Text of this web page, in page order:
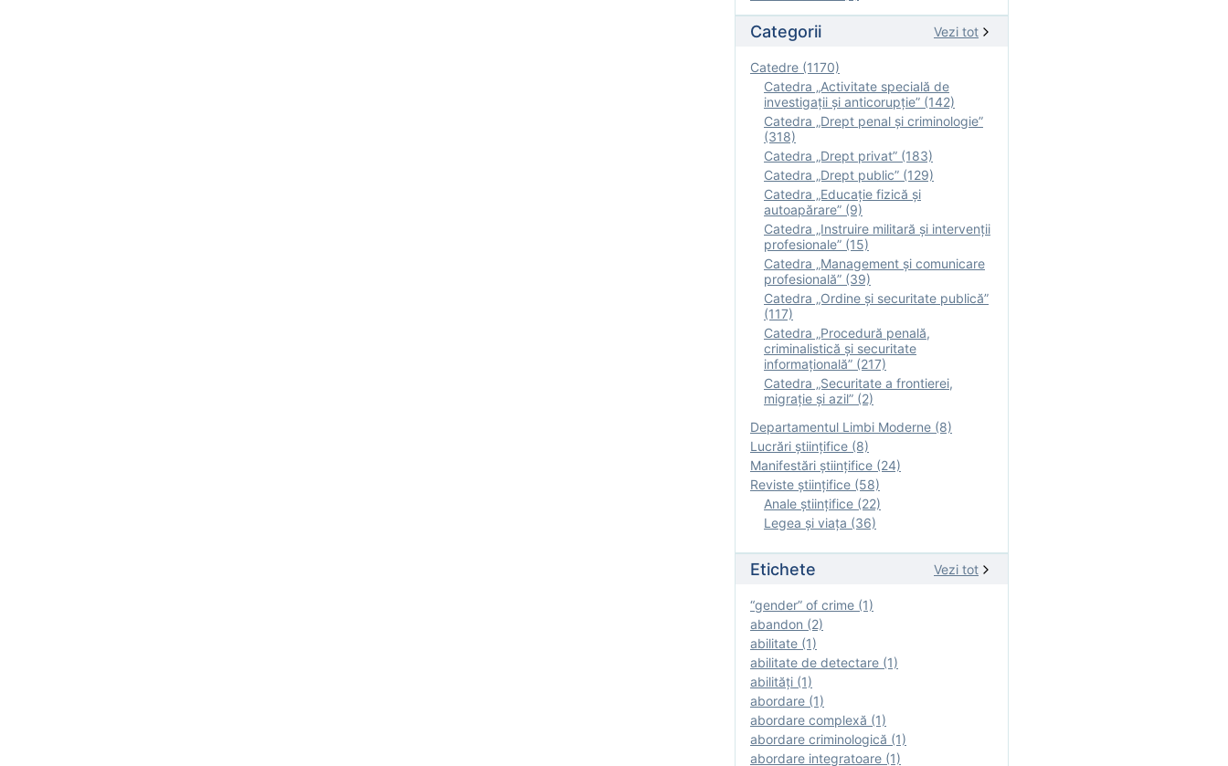
Categorii Vezi tot
Catedre (1170)
Catedra „Activitate specială de
investigaţii şi anticorupție” (142)
Catedra „Drept penal și criminologie”
(318)
Catedra „Drept privat” (183)
Catedra „Drept public” (129)
Catedra „Educație fizică şi
autoapărare” (9)
Catedra „Instruire militară şi intervenţii
profesionale” (15)
Catedra „Management și comunicare
profesională” (39)
Catedra „Ordine și securitate publică”
(117)
Catedra „Procedură penală,
criminalistică și securitate
informațională” (217)
Catedra „Securitate a frontierei,
migrație și azil” (2)
Departamentul Limbi Moderne (8)
Lucrări științifice (8)
Manifestări ştiinţifice (24)
Reviste ştiinţifice (58)
Anale ştiinţifice (22)
Legea şi viaţa (36)
Etichete Vezi tot
“gender” of crime (1)
abandon (2)
abilitate (1)
abilitate de detectare (1)
abilităţi (1)
abordare (1)
abordare complexă (1)
abordare criminologică (1)
abordare integratoare (1)